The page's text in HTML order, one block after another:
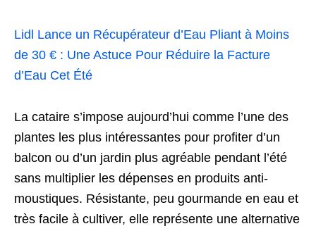
Lidl Lance un Récupérateur d’Eau Pliant à Moins
de 30 € : Une Astuce Pour Réduire la Facture
d’Eau Cet Été
La cataire s’impose aujourd’hui comme l’une des
plantes les plus intéressantes pour profiter d’un
balcon ou d’un jardin plus agréable pendant l’été
sans multiplier les dépenses en produits anti-
moustiques. Résistante, peu gourmande en eau et
très facile à cultiver, elle représente une alternative